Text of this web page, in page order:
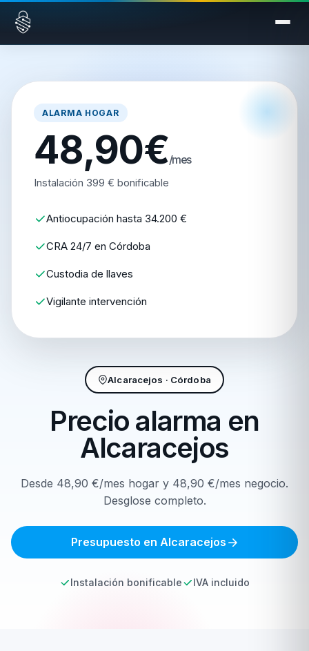
Saltar al contenido
Alcaracejos · Córdoba
Precio alarma en
Alcaracejos
Desde 48,90 €/mes hogar y 48,90 €/mes negocio.
Desglose completo.
Presupuesto en Alcaracejos
Instalación bonificable IVA incluido
ALARMA HOGAR
48,90€/mes
Instalación 399 € bonificable
Antiocupación hasta 34.200 €
CRA 24/7 en Córdoba
Custodia de llaves
Vigilante intervención